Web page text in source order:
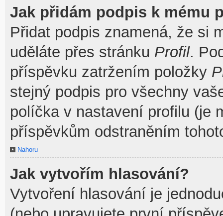
Jak přidám podpis k mému
Přidat podpis znamená, že si
uděláte přes stránku Profil.
příspěvku zatržením položky
stejný podpis pro všechny
políčka v nastavení profilu (je
příspěvkům odstraněním
Nahoru
Jak vytvořím hlasování?
Vytvoření hlasování je